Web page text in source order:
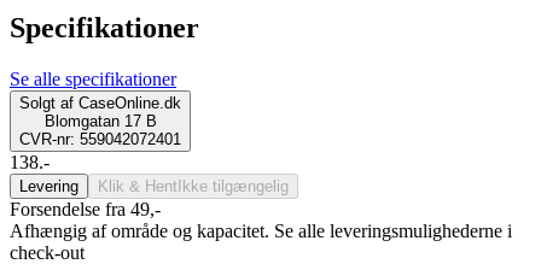
Specifikationer
Se alle specifikationer
Solgt af CaseOnline.dk
Blomgatan 17 B
CVR-nr: 559042072401
138.-
Levering Klik & Hent Ikke tilgængelig
Forsendelse fra 49,-
Afhængig af område og kapacitet. Se alle leveringsmulighederne i
check-out